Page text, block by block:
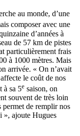
au monde, d’une
composer avec une
d’années à
de 57 km de pistes
particulièrement frais
à 1000 mètres. Mais
arrivée. « On n’avait
le coût de nos
à sa 5e saison, on
souvent de très loin
permet de remplir nos
», ajoute Hugues